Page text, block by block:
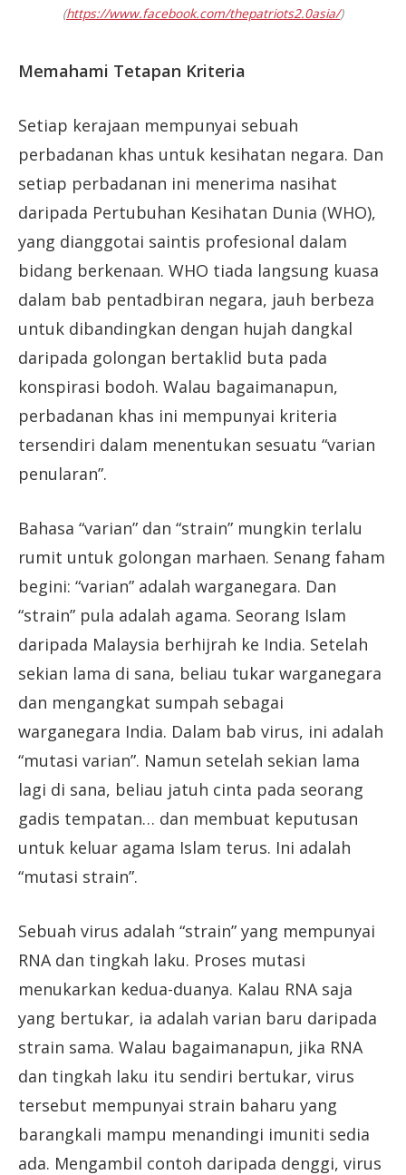
(https://www.facebook.com/thepatriots2.0asia/)
Memahami Tetapan Kriteria
Setiap kerajaan mempunyai sebuah
perbadanan khas untuk kesihatan negara. Dan
setiap perbadanan ini menerima nasihat
daripada Pertubuhan Kesihatan Dunia (WHO),
yang dianggotai saintis profesional dalam
bidang berkenaan. WHO tiada langsung kuasa
dalam bab pentadbiran negara, jauh berbeza
untuk dibandingkan dengan hujah dangkal
daripada golongan bertaklid buta pada
konspirasi bodoh. Walau bagaimanapun,
perbadanan khas ini mempunyai kriteria
tersendiri dalam menentukan sesuatu “varian
penularan”.
Bahasa “varian” dan “strain” mungkin terlalu
rumit untuk golongan marhaen. Senang faham
begini: “varian” adalah warganegara. Dan
“strain” pula adalah agama. Seorang Islam
daripada Malaysia berhijrah ke India. Setelah
sekian lama di sana, beliau tukar warganegara
dan mengangkat sumpah sebagai
warganegara India. Dalam bab virus, ini adalah
“mutasi varian”. Namun setelah sekian lama
lagi di sana, beliau jatuh cinta pada seorang
gadis tempatan… dan membuat keputusan
untuk keluar agama Islam terus. Ini adalah
“mutasi strain”.
Sebuah virus adalah “strain” yang mempunyai
RNA dan tingkah laku. Proses mutasi
menukarkan kedua-duanya. Kalau RNA saja
yang bertukar, ia adalah varian baru daripada
strain sama. Walau bagaimanapun, jika RNA
dan tingkah laku itu sendiri bertukar, virus
tersebut mempunyai strain baharu yang
barangkali mampu menandingi imuniti sedia
ada. Mengambil contoh daripada denggi, virus